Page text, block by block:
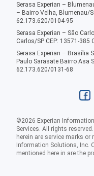
Serasa Experian –
– Bairro Velha, Blumenau/
62.173.620/0104-95
Serasa Experian – São
Carlos/SP CEP: 13571-385
Serasa Experian – Brasília
Paulo Sarasate Bairro Asa
62.173.620/0131-68
©2026 Experian
Services. All rights
herein are service marks or
Information Solutions, Inc.
mentioned here in are the